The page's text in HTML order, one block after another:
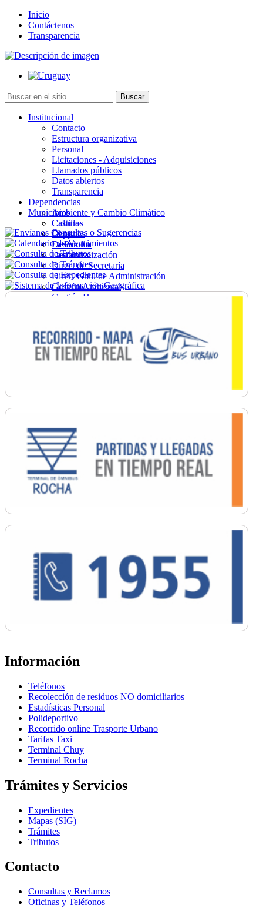
Inicio
Contáctenos
Transparencia
Institucional
Contacto
Estructura organizativa
Personal
Licitaciones - Adquisiciones
Llamados públicos
Datos abiertos
Transparencia
Dependencias
Ambiente y Cambio Climático
Cultura
Deportes
Desarrollo
Descentralización
Direc. de Secretaría
Direc. Gral. de Administración
Gestión Ambiental
Gestión Humana
Ordenamiento
Promoción Social
Salud
Secretaría General
Municipios
Castillos
Chuy
La Paloma
Lascano
Información
Teléfonos
Recolección de residuos NO domiciliarios
Estadísticas Personal
Polideportivo
Recorrido online Trasporte Urbano
Tarifas Taxi
Terminal Chuy
Terminal Rocha
Trámites y Servicios
Expedientes
Mapas (SIG)
Trámites
Tributos
Contacto
Consultas y Reclamos
Oficinas y Teléfonos